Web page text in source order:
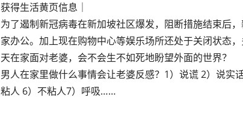
获得生活黄页信息｜
为了遏制新冠病毒在新加坡社区爆发，阻断措施结束后
家办公。加上现在购物中心等娱乐场所还处于关闭状态
天在家面对老婆，会不会生不如死地盼望外面的世界？
男人在家里做什么事情会让老婆反感？1）说谎 2）说实
粘人 6）不粘人7）呼吸……